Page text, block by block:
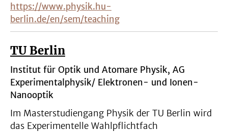
https://www.physik.hu-
berlin.de/en/sem/teaching
TU Berlin
Institut für Optik und Atomare Physik, AG
Experimentalphysik/ Elektronen- und Ionen-
Nanooptik
Im Masterstudiengang Physik der TU Berlin wird
das Experimentelle Wahlpflichtfach